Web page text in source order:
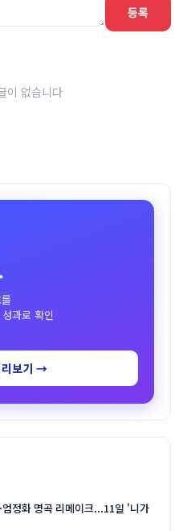
등록
이 없습니다
과로 확인
리보기 →
엄정화 명곡 리메이크...11일 '니가